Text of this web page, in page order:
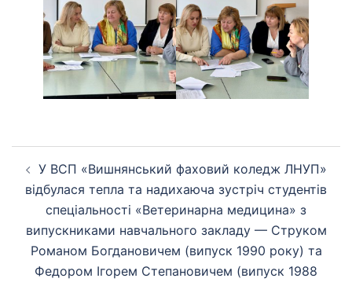
по
запису
У ВСП «Вишнянський фаховий коледж ЛНУП»
відбулася тепла та надихаюча зустріч студентів
спеціальності «Ветеринарна медицина» з
випускниками навчального закладу — Струком
Романом Богдановичем (випуск 1990 року) та
Федором Ігорем Степановичем (випуск 1988